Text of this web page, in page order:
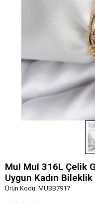
MuI MuI 316L Çelik
Uygun Kadın Bileklik
Ürün Kodu: MUBB7917